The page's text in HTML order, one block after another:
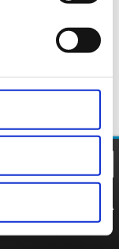
POLITYKA